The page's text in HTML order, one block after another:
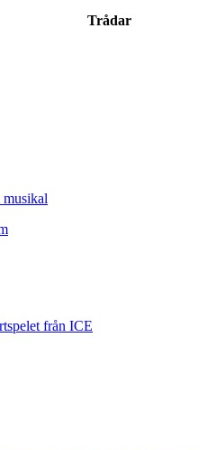
Trådar
musikal
från ICE